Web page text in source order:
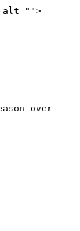
alt="">
over